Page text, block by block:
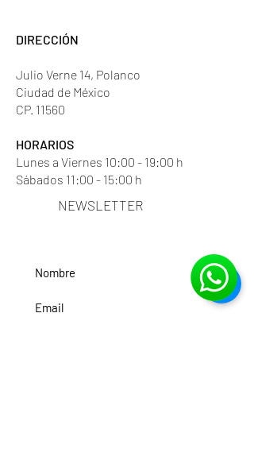
DIRECCIÓN
Julio Verne 14, Polanco
Ciudad de México
CP. 11560
HORARIOS
Lunes a Viernes 10:00 - 19:00 h
Sábados 11:00 - 15:00 h
NEWSLETTER